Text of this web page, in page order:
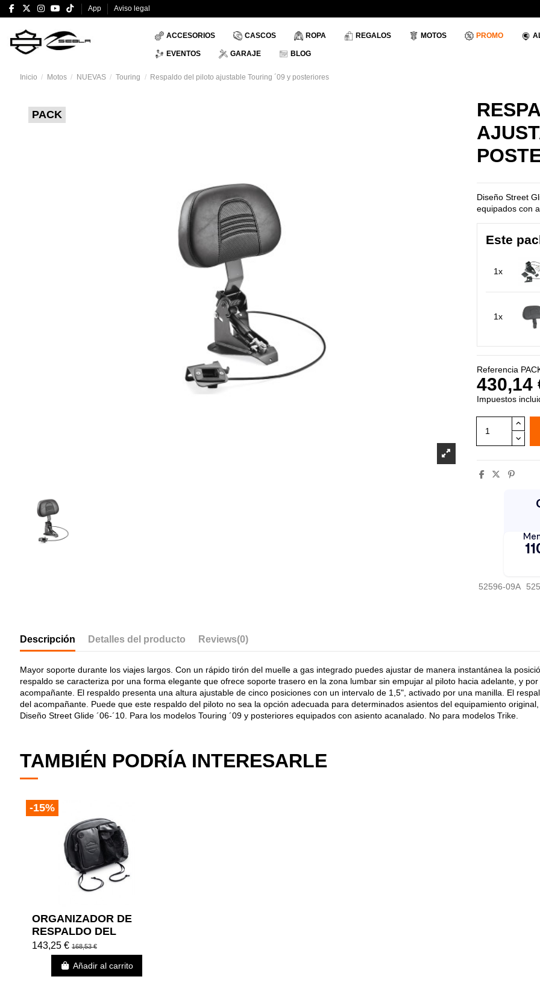
App Aviso legal
ACCESORIOS CASCOS ROPA REGALOS MOTOS PROMO
EVENTOS GARAJE BLOG
Inicio Motos NUEVAS Touring Respaldo del piloto ajustable Touring ´09 y posteriores
PACK
Diseño Street
equipados con
Este
1x
1x
Referencia
430,14
Impuestos
52596-09A
Descripción Detalles del producto Reviews(0)
Mayor soporte durante los viajes largos. Con un rápido tirón del muelle a gas integrado puedes ajustar de manera instantánea la
respaldo se caracteriza por una forma elegante que ofrece soporte trasero en la zona lumbar sin empujar al piloto hacia adelante, y
acompañante. El respaldo presenta una altura ajustable de cinco posiciones con un intervalo de 1,5", activado por una manilla. El
del acompañante. Puede que este respaldo del piloto no sea la opción adecuada para determinados asientos del equipamiento
Diseño Street Glide ´06-´10. Para los modelos Touring ´09 y posteriores equipados con asiento acanalado. No para modelos Trike.
TAMBIÉN PODRÍA INTERESARLE
-15%
ORGANIZADOR DE
RESPALDO DEL
CONDUCTOR
143,25 € 168,53 €
Añadir al carrito